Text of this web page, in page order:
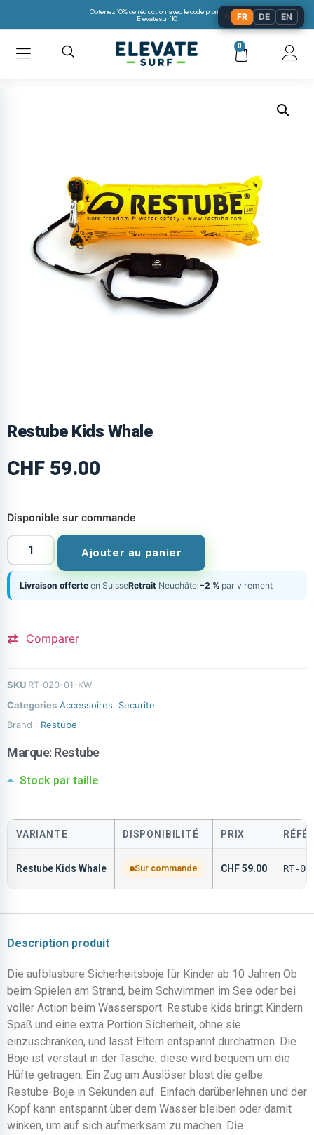
Obtenez 10% de réduction avec le code promo:
Elevatesurf10
0
Restube Kids Whale
CHF 59.00
Disponible sur commande
Ajouter au panier
Livraison offerte en SuisseRetrait Neuchâtel−2 % par virement
Comparer
SKU RT-020-01-KW
Categories Accessoires, Securite
Brand : Restube
Marque:Restube
Stock par taille
VARIANTE DISPONIBILITÉ PRIX
Restube Kids Whale Sur commande CHF59.00 RT-
Description produit
Die aufblasbare Sicherheitsboje für Kinder ab 10 Jahren Ob
beim Spielen am Strand, beim Schwimmen im See oder bei
voller Action beim Wassersport: Restube kids bringt Kindern
Spaß und eine extra Portion Sicherheit, ohne sie
einzuschränken, und lässt Eltern entspannt durchatmen. Die
Boje ist verstaut in der Tasche, diese wird bequem um die
Hüfte getragen. Ein Zug am Auslöser bläst die gelbe
Restube-Boje in Sekunden auf. Einfach darüberlehnen und der
Kopf kann entspannt über dem Wasser bleiben oder damit
winken, um auf sich aufmerksam zu machen. Die
FR DE EN